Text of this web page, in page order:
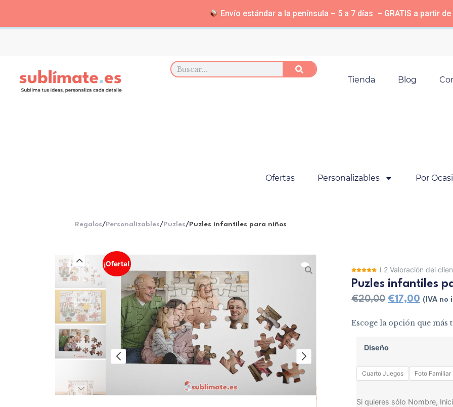
Envío estándar a la península – 5 a 7 días – GRATIS a partir
Tienda Blog
Ofertas Personalizables Por
Regalos/ Personalizables/ Puzles/ Puzles infantiles para niños
¡Oferta!
( 2Valoración del
Puzles infantiles
€20,00 €17,00 (IVA no
Escoge la opción que más
Diseño
Cuarto Juegos Foto Familiar
Si quieres sólo Nombre,